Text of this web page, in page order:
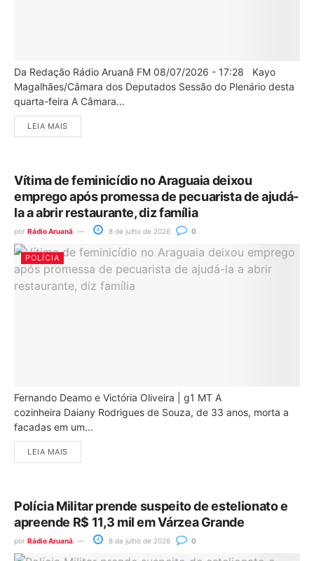
Da Redação Rádio Aruanã FM 08/07/2026 - 17:28 Kayo
Magalhães/Câmara dos Deputados Sessão do Plenário desta
quarta-feira A Câmara...
LEIA MAIS
Vítima de feminicídio no Araguaia deixou
emprego após promessa de pecuarista de ajudá-
la a abrir restaurante, diz família
por Rádio Aruanã 8 de julho de 2026 0
POLÍCIA
Fernando Deamo e Victória Oliveira | g1 MT A
cozinheira Daiany Rodrigues de Souza, de 33 anos, morta a
facadas em um...
LEIA MAIS
Polícia Militar prende suspeito de estelionato e
apreende R$ 11,3 mil em Várzea Grande
por Rádio Aruanã 8 de julho de 2026 0